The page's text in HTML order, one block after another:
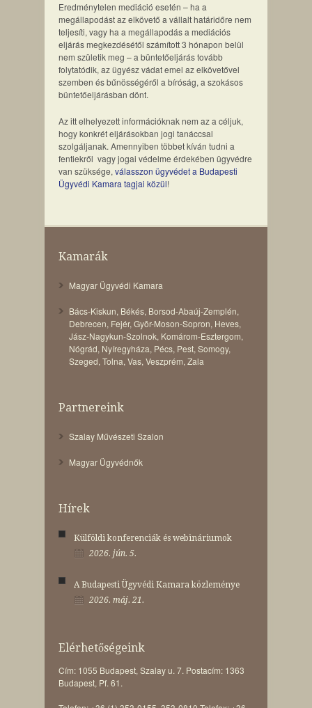
Eredménytelen mediáció esetén – ha a
megállapodást az elkövető a vállalt határidőre nem
teljesíti, vagy ha a megállapodás a mediációs
eljárás megkezdésétől számított 3 hónapon belül
nem születik meg – a büntetőeljárás tovább
folytatódik, az ügyész vádat emel az elkövetővel
szemben és bűnösségéről a bíróság, a szokásos
büntetőeljárásban dönt.
Az itt elhelyezett információknak nem az a céljuk,
hogy konkrét eljárásokban jogi tanáccsal
szolgáljanak. Amennyiben többet kíván tudni a
fentiekről vagy jogai védelme érdekében ügyvédre
van szüksége, válasszon ügyvédet a Budapesti
Ügyvédi Kamara tagjai közül!
Kamarák
Magyar Ügyvédi Kamara
Bács-Kiskun, Békés, Borsod-Abaúj-Zemplén,
Debrecen, Fejér, Gyõr-Moson-Sopron, Heves,
Jász-Nagykun-Szolnok, Komárom-Esztergom,
Nógrád, Nyíregyháza, Pécs, Pest, Somogy,
Szeged, Tolna, Vas, Veszprém, Zala
Partnereink
Szalay Művészeti Szalon
Magyar Ügyvédnők
Hírek
Külföldi konferenciák és webináriumok
2026. jún. 5.
A Budapesti Ügyvédi Kamara közleménye
2026. máj. 21.
Elérhetőségeink
Cím: 1055 Budapest, Szalay u. 7. Postacím: 1363
Budapest, Pf. 61.